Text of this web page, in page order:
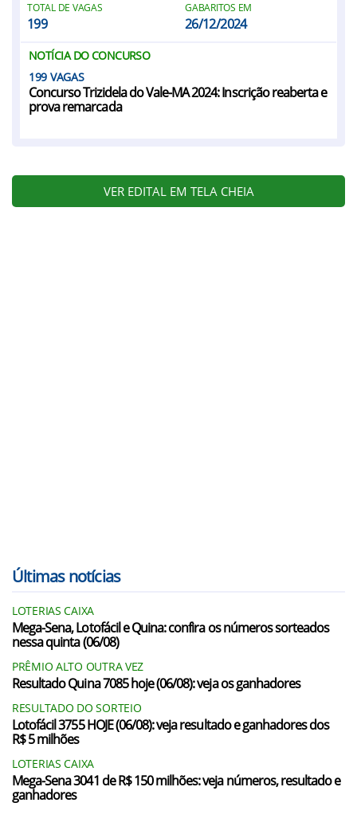
TOTAL DE VAGAS
199
GABARITOS EM
26/12/2024
NOTÍCIA DO CONCURSO
199
Concurso Trizidela do Vale-MA 2024: Inscrição reaberta e
prova remarcada
VER EDITAL EM TELA CHEIA
Últimas notícias
LOTERIAS CAIXA
Mega-Sena, Lotofácil e Quina: confira os números sorteados
nessa quinta (06/08)
PRÊMIO ALTO OUTRA VEZ
Resultado Quina 7085 hoje (06/08): veja os ganhadores
RESULTADO DO SORTEIO
Lotofácil 3755 HOJE (06/08): veja resultado e ganhadores dos
R$ 5 milhões
LOTERIAS CAIXA
Mega-Sena 3041 de R$ 150 milhões: veja números, resultado e
ganhadores